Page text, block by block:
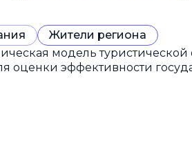
Жители региона
модель туристической
оценки эффективности